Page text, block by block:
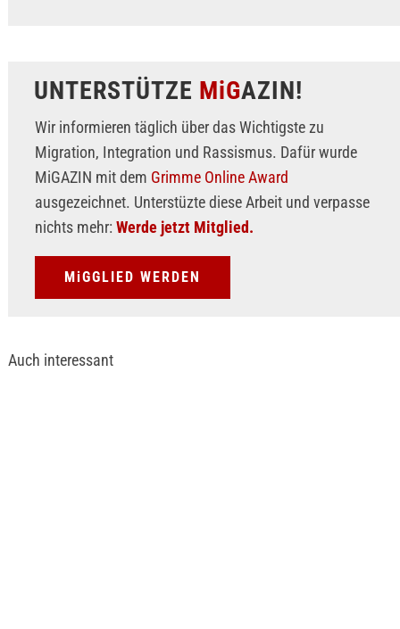
UNTERSTÜTZE MiGAZIN!
Wir informieren täglich über das Wichtigste zu
Migration, Integration und Rassismus. Dafür wurde
MiGAZIN mit dem Grimme Online Award
ausgezeichnet. Unterstüzte diese Arbeit und verpasse
nichts mehr: Werde jetzt Mitglied.
MiGGLIED WERDEN
Auch interessant